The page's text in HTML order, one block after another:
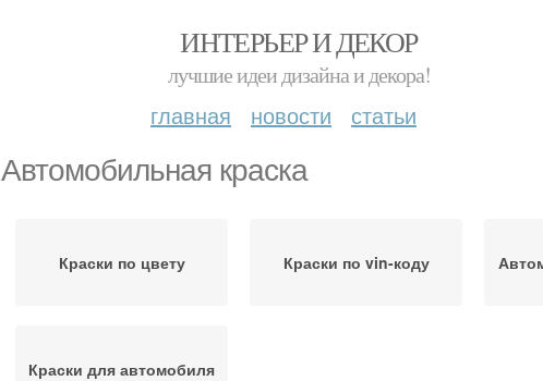
ИНТЕРЬЕР И ДЕКОР
лучшие идеи дизайна и декора!
главная новости статьи
Автомобильная краска
Краски по цвету Краски по vin-коду
Краски для автомобиля